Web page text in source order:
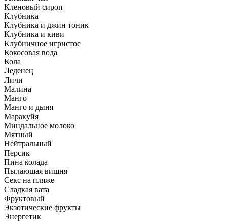
Кленовый сироп
Клубника
Клубника и джин тоник
Клубника и киви
Клубничное игристое
Кокосовая вода
Кола
Леденец
Личи
Малина
Манго
Манго и дыня
Маракуйя
Миндальное молоко
Мятный
Нейтральный
Персик
Пина колада
Пылающая вишня
Секс на пляже
Сладкая вата
Фруктовый
Экзотические фрукты
Энергетик